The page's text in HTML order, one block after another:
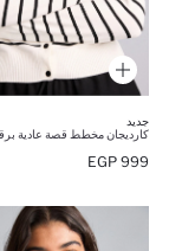
جديد
999 EGP